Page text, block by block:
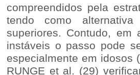
compreendidos pela
tendo como
superiores. Contudo, em
instáveis o passo pode
especialmente em idosos
RUNGE et al. (29)